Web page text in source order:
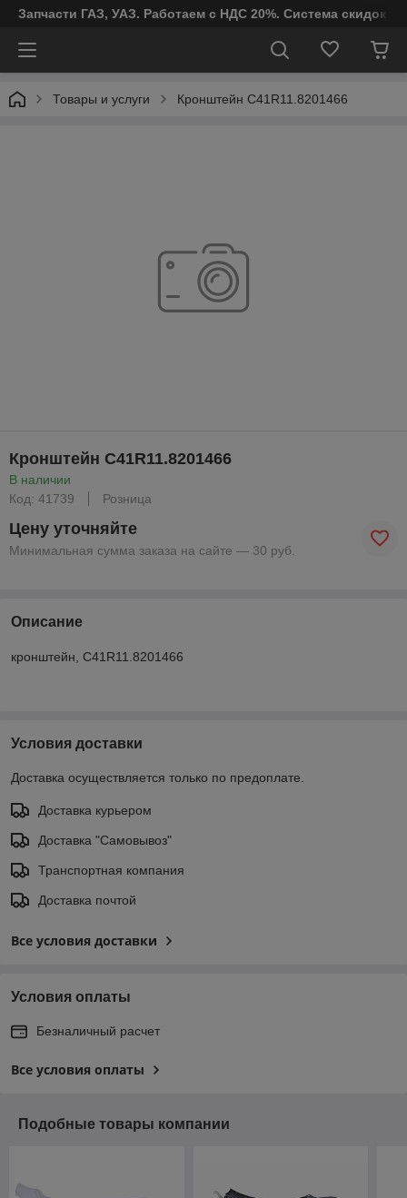
Запчасти ГАЗ, УАЗ. Работаем с НДС 20%. Система скидок
Товары и услуги Кронштейн С41R11.8201466
Кронштейн С41R11.8201466
В наличии
Код: 41739
Розница
Цену уточняйте
Минимальная сумма заказа на сайте — 30 руб.
Описание
кронштейн, С41R11.8201466
Условия доставки
Доставка осуществляется только по предоплате.
Доставка курьером
Доставка "Самовывоз"
Транспортная компания
Доставка почтой
Все условия доставки
Условия оплаты
Безналичный расчет
Все условия оплаты
Подобные товары компании